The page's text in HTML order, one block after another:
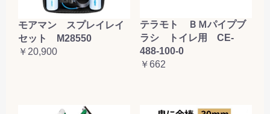
モアマン スプレイレイ
セット M28550
￥20,900
テラモト ＢＭパイプブ
ラシ トイレ用 CE-
488-100-0
￥662